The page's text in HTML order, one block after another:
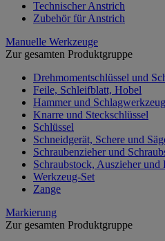
Technischer Anstrich
Zubehör für Anstrich
Manuelle Werkzeuge
Zur gesamten Produktgruppe
Drehmomentschlüssel und
Feile, Schleifblatt, Hobel
Hammer und
Knarre und Steckschlüssel
Schlüssel
Schneidgerät, Schere und
Schraubenzieher und
Schraubstock, Auszieher und
Werkzeug-Set
Zange
Markierung
Zur gesamten Produktgruppe